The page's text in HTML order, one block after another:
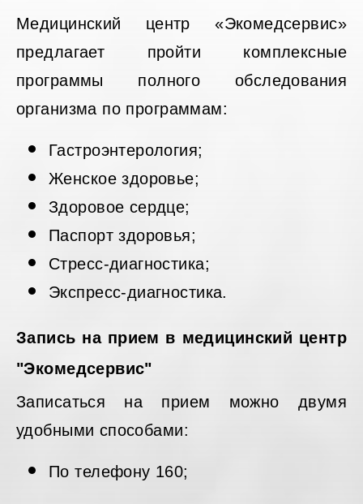
Медицинский центр «Экомедсервис»
предлагает пройти комплексные
программы полного обследования
организма по программам:
Гастроэнтерология;
Женское здоровье;
Здоровое сердце;
Паспорт здоровья;
Стресс-диагностика;
Экспресс-диагностика.
Запись на прием в медицинский центр
"Экомедсервис"
Записаться на прием можно двумя
удобными способами:
По телефону 160;